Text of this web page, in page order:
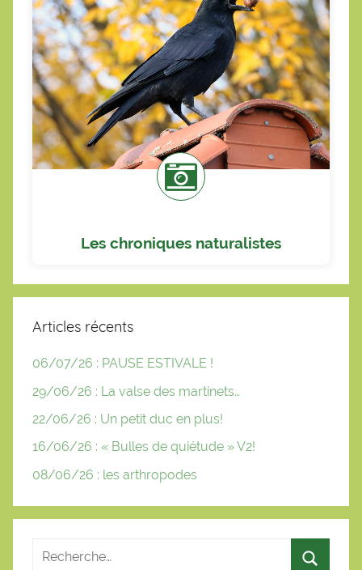
Les chroniques naturalistes
En fonction de la saison, retrouvez toutes
les infos sur la faune et la flore.
Lire les chroniques
Articles récents
06/07/26 : PAUSE ESTIVALE !
29/06/26 : La valse des martinets…
22/06/26 : Un petit duc en plus!
16/06/26 : « Bulles de quiétude » V2!
08/06/26 : les arthropodes